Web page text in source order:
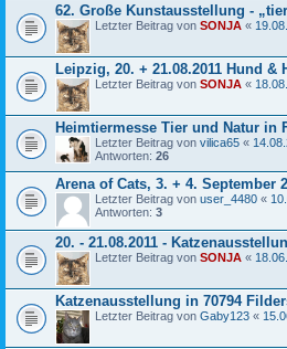
62. Große Kunstausstellung -
Letzter Beitrag von SONJA «
Leipzig, 20. + 21.08.2011 Hund &
Letzter Beitrag von SONJA «
Heimtiermesse Tier und Natur in
Letzter Beitrag von vilica65 «
Antworten: 26
Arena of Cats, 3. + 4. September
Letzter Beitrag von user_4480 «
Antworten: 3
20. - 21.08.2011 -
Letzter Beitrag von SONJA «
Katzenausstellung in 70794
Letzter Beitrag von Gaby123 «